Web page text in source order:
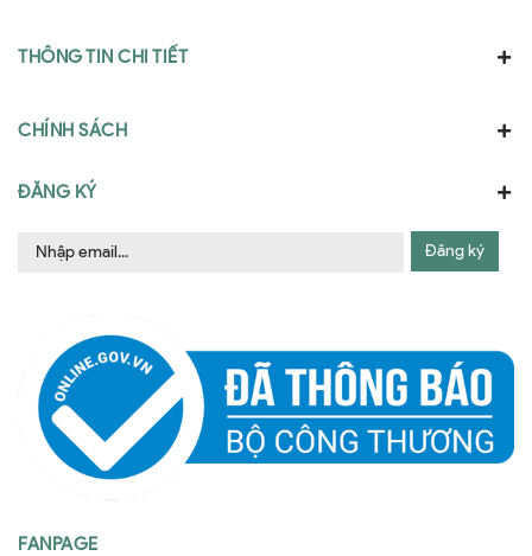
THÔNG TIN CHI TIẾT
CHÍNH SÁCH
ĐĂNG KÝ
Đăng ký
FANPAGE